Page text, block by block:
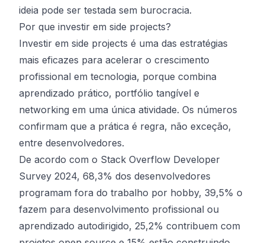
ideia pode ser testada sem burocracia.
Por que investir em side projects?
Investir em side projects é uma das estratégias
mais eficazes para acelerar o crescimento
profissional em tecnologia, porque combina
aprendizado prático, portfólio tangível e
networking em uma única atividade. Os números
confirmam que a prática é regra, não exceção,
entre desenvolvedores.
De acordo com o Stack Overflow Developer
Survey 2024, 68,3% dos desenvolvedores
programam fora do trabalho por hobby, 39,5% o
fazem para desenvolvimento profissional ou
aprendizado autodirigido, 25,2% contribuem com